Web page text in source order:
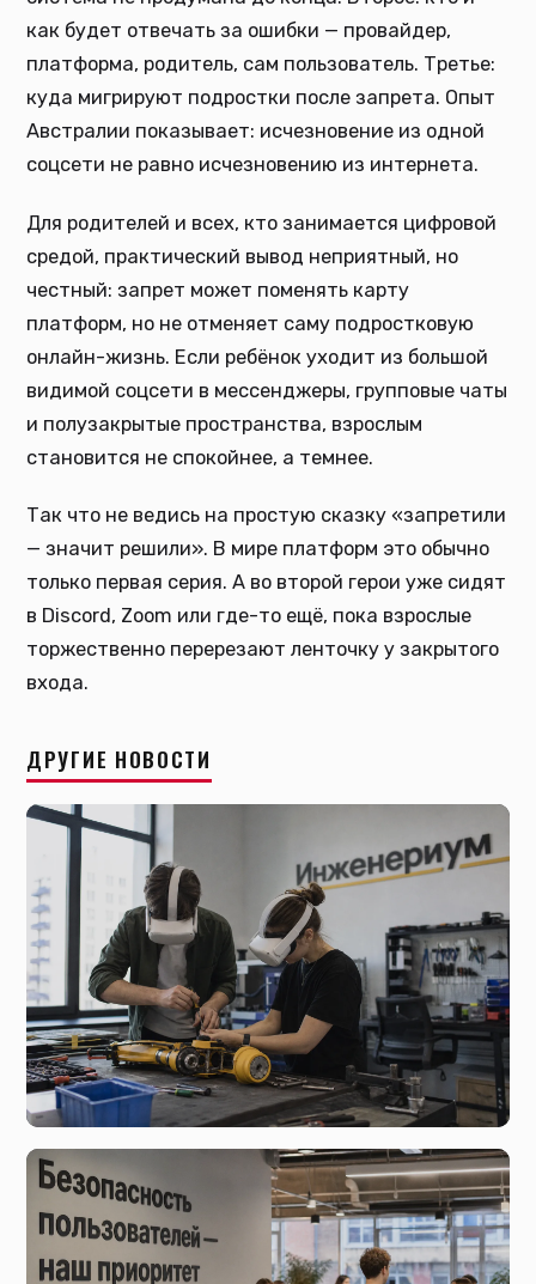
как будет отвечать за ошибки — провайдер,
платформа, родитель, сам пользователь. Третье:
куда мигрируют подростки после запрета. Опыт
Австралии показывает: исчезновение из одной
соцсети не равно исчезновению из интернета.
Для родителей и всех, кто занимается цифровой
средой, практический вывод неприятный, но
честный: запрет может поменять карту
платформ, но не отменяет саму подростковую
онлайн-жизнь. Если ребёнок уходит из большой
видимой соцсети в мессенджеры, групповые чаты
и полузакрытые пространства, взрослым
становится не спокойнее, а темнее.
Так что не ведись на простую сказку «запретили
— значит решили». В мире платформ это обычно
только первая серия. А во второй герои уже сидят
в Discord, Zoom или где-то ещё, пока взрослые
торжественно перерезают ленточку у закрытого
входа.
ДРУГИЕ НОВОСТИ
сегодня, 02:45
Новые тенденции в индустрии цифровых
развлечений